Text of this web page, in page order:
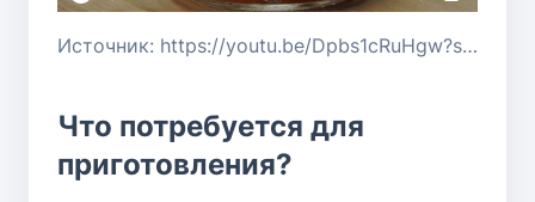
Источник: https://youtu.be/Dpbs1cRuHgw?si=li9b8inCp_BWyM9P
Что потребуется для
приготовления?